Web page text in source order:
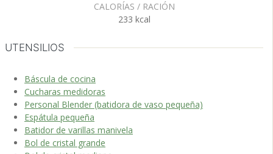
CALORÍAS / RACIÓN
233 kcal
UTENSILIOS
Báscula de cocina
Cucharas medidoras
Personal Blender (batidora de vaso pequeña)
Espátula pequeña
Batidor de varillas manivela
Bol de cristal grande